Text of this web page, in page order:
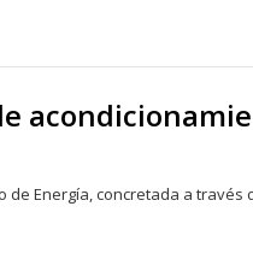
de Energía, concretada a través